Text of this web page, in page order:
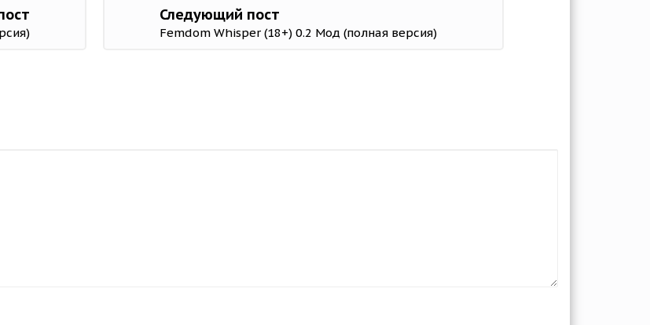
Следующий пост
Femdom Whisper (18+) 0.2 Мод (полная версия)